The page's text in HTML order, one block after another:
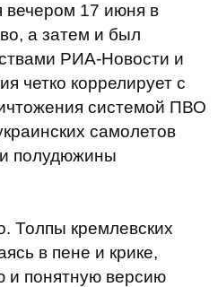
вечером 17 июня в
а затем и был
РИА-Новости и
четко коррелирует с
системой ПВО
самолетов
полудюжины
Толпы кремлевских
в пене и крике,
и понятную версию